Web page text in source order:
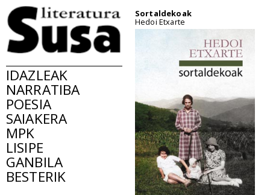
IDAZLEAK
NARRATIBA
POESIA
SAIAKERA
MPK
LISIPE
GANBILA
BESTERIK
Sortaldekoak
Hedoi Etxarte